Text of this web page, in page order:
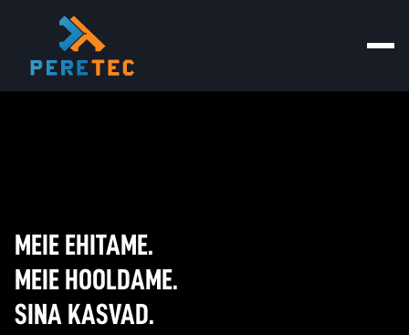
MEIE EHITAME.
MEIE HOOLDAME.
SINA KASVAD.